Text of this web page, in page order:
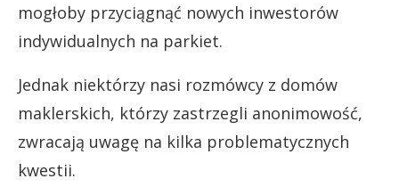
mogłoby przyciągnąć nowych inwestorów
indywidualnych na parkiet.
Jednak niektórzy nasi rozmówcy z domów
maklerskich, którzy zastrzegli anonimowość,
zwracają uwagę na kilka problematycznych
kwestii.